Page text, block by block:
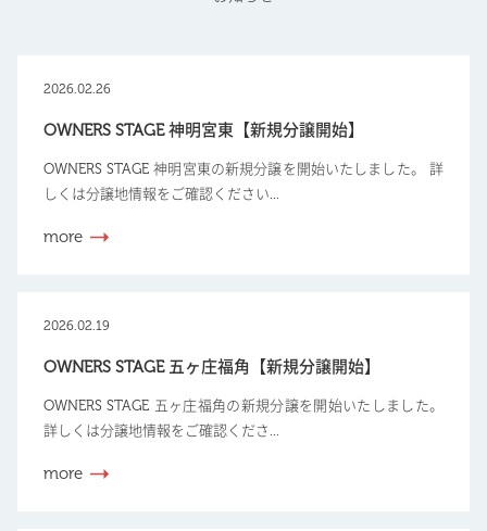
2026.02.26
OWNERS STAGE 神明宮東【新規分譲開始】
OWNERS STAGE 神明宮東の新規分譲を開始いたしました。 詳
しくは分譲地情報をご確認ください...
more
2026.02.19
OWNERS STAGE 五ヶ庄福角【新規分譲開始】
OWNERS STAGE 五ヶ庄福角の新規分譲を開始いたしました。
詳しくは分譲地情報をご確認くださ...
more